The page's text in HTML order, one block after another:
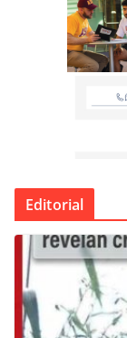
Editorial